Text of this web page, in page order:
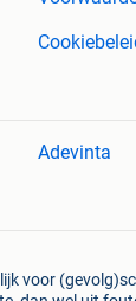
Adevinta
voor